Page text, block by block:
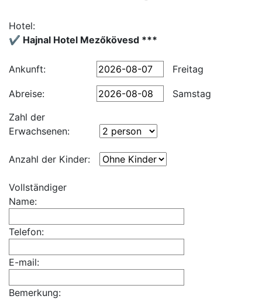
Hotel:
✔️ Hajnal Hotel Mezőkövesd ***
Ankunft: Freitag
Abreise:
Samstag
Zahl der
Erwachsenen:
Anzahl der Kinder:
Vollständiger
Name:
Telefon:
E-mail:
Bemerkung: